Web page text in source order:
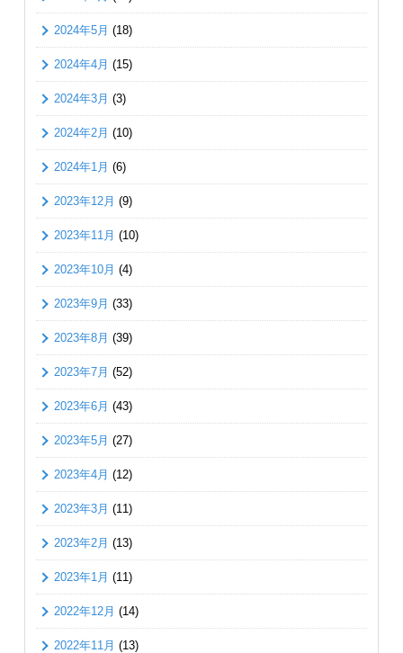
2024年5月 (18)
2024年4月 (15)
2024年3月 (3)
2024年2月 (10)
2024年1月 (6)
2023年12月 (9)
2023年11月 (10)
2023年10月 (4)
2023年9月 (33)
2023年8月 (39)
2023年7月 (52)
2023年6月 (43)
2023年5月 (27)
2023年4月 (12)
2023年3月 (11)
2023年2月 (13)
2023年1月 (11)
2022年12月 (14)
2022年11月 (13)